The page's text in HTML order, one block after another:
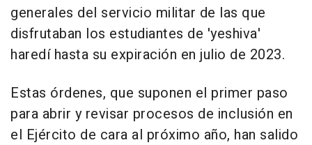
generales del servicio militar de las que
disfrutaban los estudiantes de 'yeshiva'
haredí hasta su expiración en julio de 2023.
Estas órdenes, que suponen el primer paso
para abrir y revisar procesos de inclusión en
el Ejército de cara al próximo año, han salido